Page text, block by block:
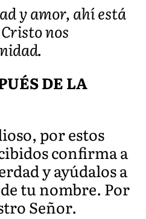
y amor, ahí está
nos
DE LA
por estos
confirma a
y ayúdalos a
tu nombre. Por
Señor.